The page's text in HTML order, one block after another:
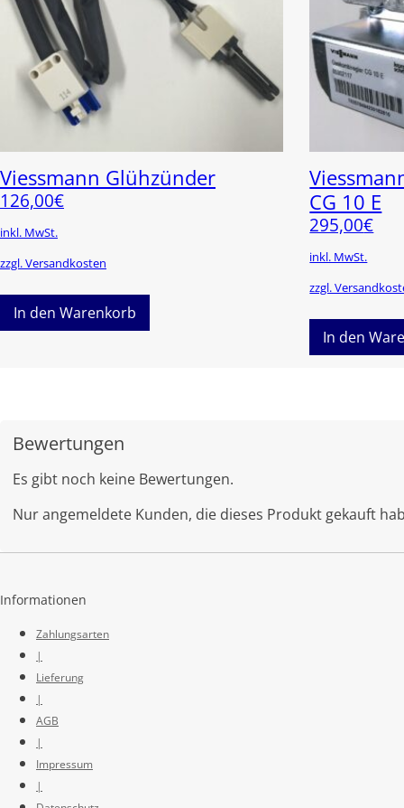
Viessmann Glühzünder
126,00€
inkl. MwSt.
zzgl. Versandkosten
In den Warenkorb
CG 10 E
295,00€
inkl. MwSt.
zzgl.
In den
Bewertungen
Es gibt noch keine Bewertungen.
Nur angemeldete Kunden, die dieses Produkt gekauft
Informationen
Zahlungsarten
|
Lieferung
|
AGB
|
Impressum
|